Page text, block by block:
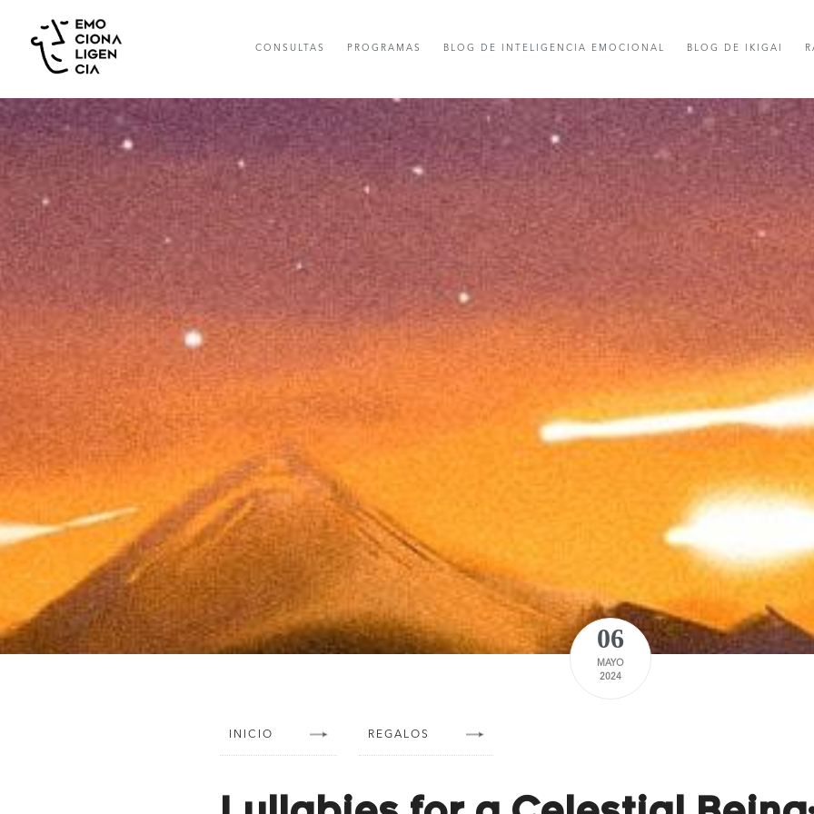
CONSULTAS PROGRAMAS BLOG DE INTELIGENCIA EMOCIONAL BLOG DE IKIGAI
06
MAYO
2024
INICIO REGALOS